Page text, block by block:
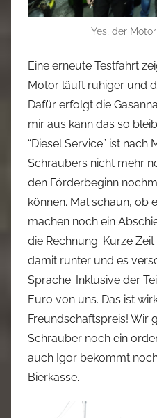
Yes, der
Eine erneute Testfahrt
Motor läuft ruhiger und
Dafür erfolgt die
mir aus kann das so
“Diesel Service” ist nach
Schraubers nicht mehr
den Förderbeginn
können. Mal schaun, ob
machen noch ein
die Rechnung. Kurze
damit runter und es
Sprache. Inklusive der
Euro von uns. Das ist
Freundschaftspreis! Wir
Schrauber noch ein
auch Igor bekommt
Bierkasse.